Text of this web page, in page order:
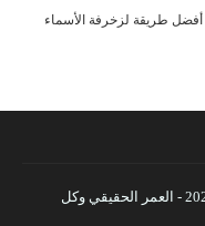
زخرفة أسماء فري فاير 2026 | أفضل طريقة لزخرفة الأسماء
كم عمر ليونيل ميسي في 2026 - العمر الحقيقي وكل